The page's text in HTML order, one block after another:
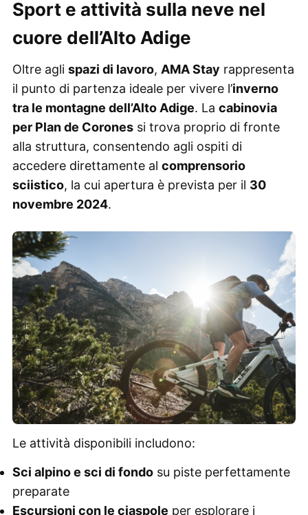
Sport e attività sulla neve nel
cuore dell’Alto Adige
Oltre agli spazi di lavoro, AMA Stay rappresenta
il punto di partenza ideale per vivere l’inverno
tra le montagne dell’Alto Adige. La cabinovia
per Plan de Coronessi trova proprio di fronte
alla struttura, consentendo agli ospiti di
accedere direttamente al comprensorio
sciistico, la cui apertura è prevista per il 30
novembre 2024.
Le attività disponibili includono:
Sci alpino e sci di fondosu piste perfettamente
preparate
Escursioni con le ciaspole per esplorare i